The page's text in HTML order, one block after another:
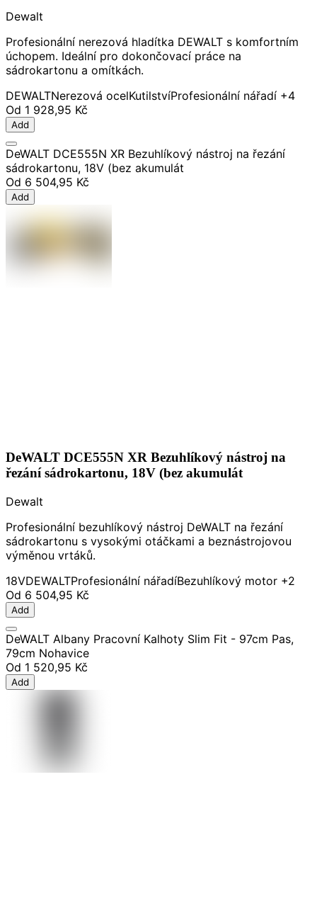
Dewalt
Profesionální nerezová hladítka DEWALT s komfortním
úchopem. Ideální pro dokončovací práce na
sádrokartonu a omítkách.
DEWALTNerezová ocelKutilstvíProfesionální nářadí +4
Od 1 928,95 Kč
Add
DeWALT DCE555N XR Bezuhlíkový nástroj na řezání
sádrokartonu, 18V (bez akumulát
Od 6 504,95 Kč
Add
DeWALT DCE555N XR Bezuhlíkový nástroj na
řezání sádrokartonu, 18V (bez akumulát
Dewalt
Profesionální bezuhlíkový nástroj DeWALT na řezání
sádrokartonu s vysokými otáčkami a beznástrojovou
výměnou vrtáků.
18VDEWALTProfesionální nářadíBezuhlíkový motor +2
Od 6 504,95 Kč
Add
DeWALT Albany Pracovní Kalhoty Slim Fit - 97cm Pas,
79cm Nohavice
Od 1 520,95 Kč
Add